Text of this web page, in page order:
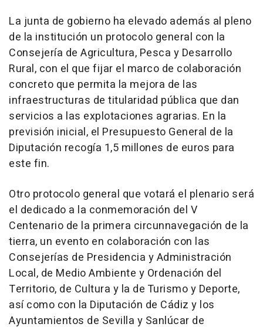
La junta de gobierno ha elevado además al pleno
de la institución un protocolo general con la
Consejería de Agricultura, Pesca y Desarrollo
Rural, con el que fijar el marco de colaboración
concreto que permita la mejora de las
infraestructuras de titularidad pública que dan
servicios a las explotaciones agrarias. En la
previsión inicial, el Presupuesto General de la
Diputación recogía 1,5 millones de euros para
este fin.
Otro protocolo general que votará el plenario será
el dedicado a la conmemoración del V
Centenario de la primera circunnavegación de la
tierra, un evento en colaboración con las
Consejerías de Presidencia y Administración
Local, de Medio Ambiente y Ordenación del
Territorio, de Cultura y la de Turismo y Deporte,
así como con la Diputación de Cádiz y los
Ayuntamientos de Sevilla y Sanlúcar de